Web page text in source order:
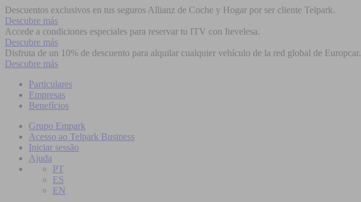
Descuentos exclusivos en tus seguros Allianz de Coche y Hogar por ser cliente Telpark.
Descubre más
Accede a condiciones especiales para reservar tu ITV con Itevelesa.
Descubre más
Disfruta de un 10% de descuento para alquilar cualquier vehículo de la red global de Europcar.
Descubre más
Particulares
Empresas
Benefícios
Grupo Empark
Acesso ao Telpark Business
Iniciar sessão
Ajuda
PT
ES
EN